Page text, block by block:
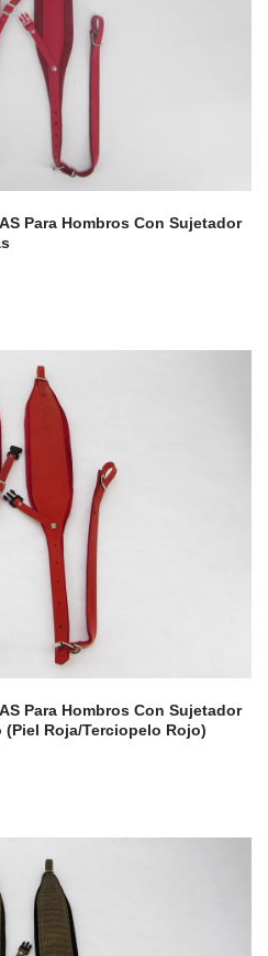
Para Hombros Con Sujetador
Para Hombros Con Sujetador
Roja/Terciopelo Rojo)